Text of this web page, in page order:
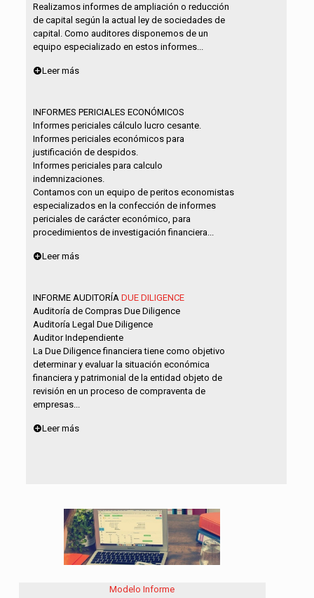
Realizamos informes de ampliación o reducción
de capital según la actual ley de sociedades de
capital. Como auditores disponemos de un
equipo especializado en estos informes...
Leer más
INFORMES PERICIALES ECONÓMICOS
Informes periciales cálculo lucro cesante.
Informes periciales económicos para
justificación de despidos.
Informes periciales para calculo
indemnizaciones.
Contamos con un equipo de peritos economistas
especializados en la confección de informes
periciales de carácter económico, para
procedimientos de investigación financiera...
Leer más
INFORME AUDITORÍA DUE DILIGENCE
Auditoría de Compras Due Diligence
Auditoría Legal Due Diligence
Auditor Independiente
La Due Diligence financiera tiene como objetivo
determinar y evaluar la situación económica
financiera y patrimonial de la entidad objeto de
revisión en un proceso de compraventa de
empresas...
Leer más
Modelo Informe